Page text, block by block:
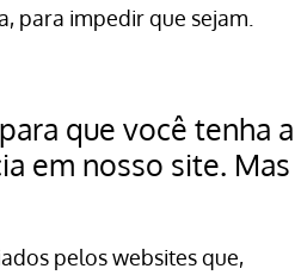
para impedir que sejam.
que você tenha a
em nosso site. Mas
pelos websites que,